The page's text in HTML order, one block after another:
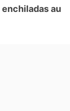
enchiladas au